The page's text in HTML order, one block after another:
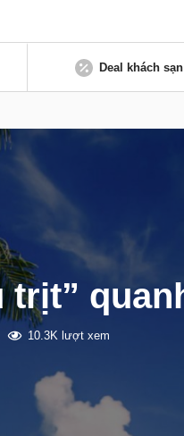
Deal khách sạn
10.3K lượt xem